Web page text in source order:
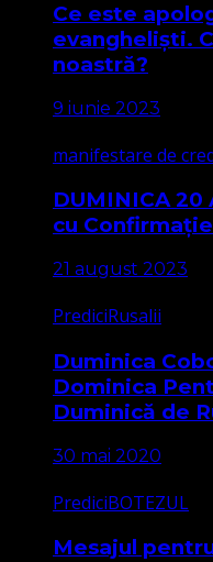
Ce este
evangheliști.
noastră?
9 iunie 2023
manifestare de
DUMINICA 20
cu Confirmație
21 august 2023
PrediciRusalii
Duminica
Dominica
Duminică de
30 mai 2020
PrediciBOTEZUL
Mesajul